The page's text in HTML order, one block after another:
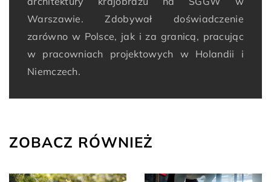
Warszawie. Zdobywał doświadczenie
zarówno w Polsce, jak i za granicą, pracując
w pracowniach projektowych w Holandii i
Niemczech.
ZOBACZ RÓWNIEŻ